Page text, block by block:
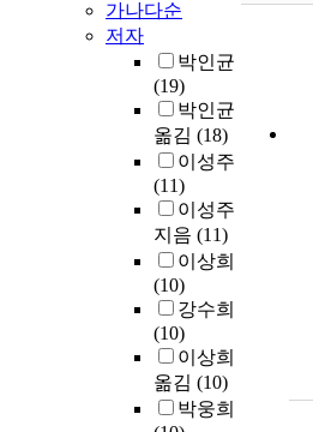
가나다순
저자
박인균
(19)
박인균
옮김 (18)
이성주
(11)
이성주
지음 (11)
이상희
(10)
강수희
(10)
이상희
옮김 (10)
박웅희